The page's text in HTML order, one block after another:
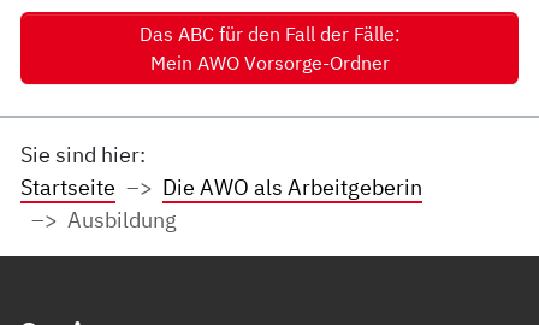
Das ABC für den Fall der Fälle:
Mein AWO Vorsorge-Ordner
Sie sind hier:
Startseite
Die AWO als Arbeitgeberin
Ausbildung